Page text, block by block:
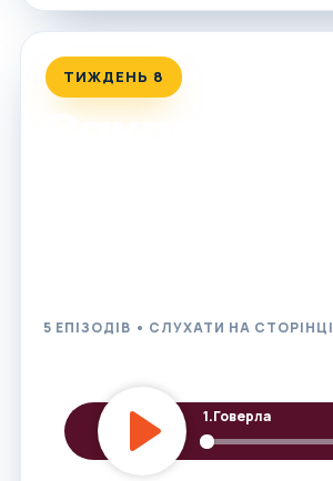
ТИЖДЕНЬ 8
Закарпаття
5 ЕПІЗОДІВ • СЛУХАТИ НА СТОРІНЦІ
1.Говерла